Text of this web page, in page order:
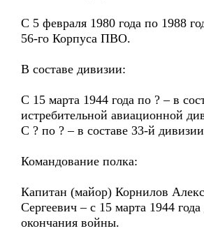
С 5 февраля 1980 года по 1988
56-го Корпуса ПВО.
В составе дивизии:
С 15 марта 1944 года по ? – в
истребительной авиационной
С ? по ? – в составе 33-й
Командование полка:
Капитан (майор) Корнилов
Сергеевич – с 15 марта 1944 года
окончания войны.